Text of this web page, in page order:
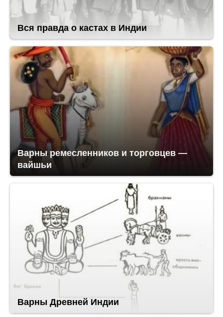
Вся правда о кастах в Индии
Варны ремесленников и торговцев —
вайшьи
Варны Древней Индии